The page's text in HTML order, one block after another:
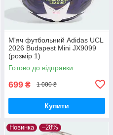
М'яч футбольний Adidas UCL
2026 Budapest Mini JX9099
(розмір 1)
Готово до відправки
699 ₴ 1 000 ₴
Купити
Новинка –28%